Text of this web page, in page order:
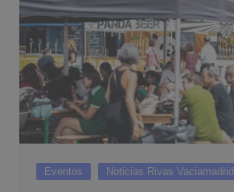
Eventos Noticias Rivas Vaciamadrid